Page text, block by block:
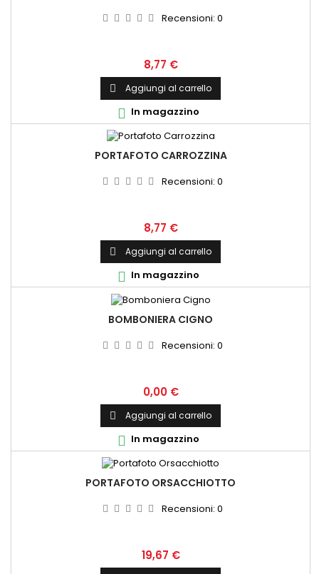
Recensioni: 0
Prezzo
8,77 €
 Aggiungi al carrello
 In magazzino
PORTAFOTO CARROZZINA
Recensioni: 0
Prezzo
8,77 €
 Aggiungi al carrello
 In magazzino
BOMBONIERA CIGNO
Recensioni: 0
Prezzo
0,00 €
 Aggiungi al carrello
 In magazzino
PORTAFOTO ORSACCHIOTTO
Recensioni: 0
Prezzo
19,67 €